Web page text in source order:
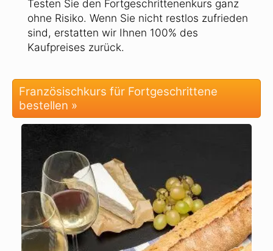
Testen Sie den Fortgeschrittenenkurs ganz
ohne Risiko. Wenn Sie nicht restlos zufrieden
sind, erstatten wir Ihnen 100% des
Kaufpreises zurück.
Französischkurs für Fortgeschrittene
bestellen »